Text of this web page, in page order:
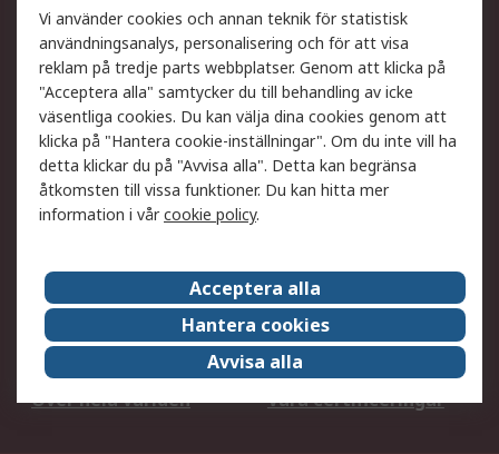
Ditt lokala säljteam
Exportlösningar
Support
Få hjälp
Retur av varor
Leverans
Spåra din order
Begär en fakturakopi
Fördelar med RS-konto
Betalningsalternativ
Om RS
Försäljningsvillkor
Det juridiska
Press Centre
Jobba hos RS
ESG
Över hela världen
Våra certificeringar
Vi använder cookies och annan teknik för statistisk
användningsanalys, personalisering och för att visa
reklam på tredje parts webbplatser. Genom att klicka på
"Acceptera alla" samtycker du till behandling av icke
väsentliga cookies. Du kan välja dina cookies genom att
klicka på "Hantera cookie-inställningar". Om du inte vill ha
detta klickar du på "Avvisa alla". Detta kan begränsa
åtkomsten till vissa funktioner. Du kan hitta mer
information i vårcookie policy.
Acceptera alla
Hantera cookies
Avvisa alla